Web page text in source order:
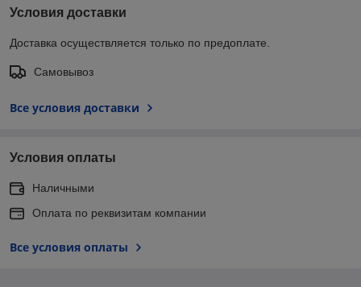
Условия доставки
Доставка осуществляется только по предоплате.
Самовывоз
Все условия доставки
Условия оплаты
Наличными
Оплата по реквизитам компании
Все условия оплаты